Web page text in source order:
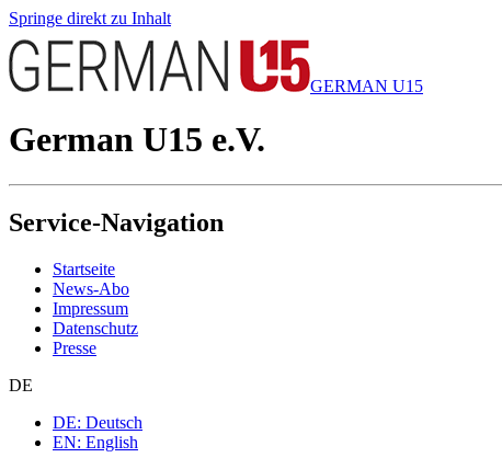
Springe direkt zu Inhalt
GERMAN U15
German U15 e.V.
Service-Navigation
Startseite
News-Abo
Impressum
Datenschutz
Presse
DE
DE: Deutsch
EN: English